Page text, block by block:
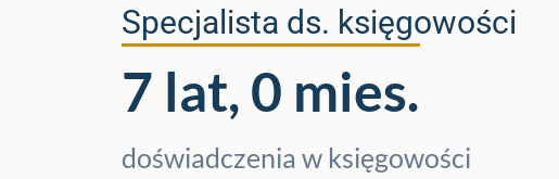
Specjalista ds. księgowości
7 lat, 0 mies.
doświadczenia w księgowości